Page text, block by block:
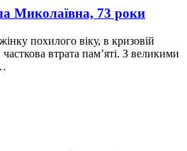
Миколаївна, 73 роки
похилого віку, в кризовій
часткова втрата пам’яті. З великими